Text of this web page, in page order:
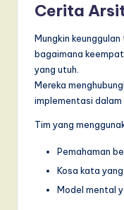
Cerita
Mungkin
bagaimana
yang utuh.
Mereka
implementasi dalam
Tim yang
Pemahaman
Kosa kata
Model mental